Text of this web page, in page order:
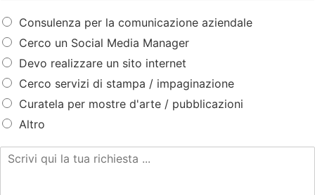
Consulenza per la comunicazione aziendale
Cerco un Social Media Manager
Devo realizzare un sito internet
Cerco servizi di stampa / impaginazione
Curatela per mostre d'arte / pubblicazioni
Altro